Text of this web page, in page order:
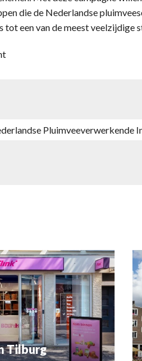
die de Nederlandse
tot een van de meest veelzijdige
Pluimveeverwerkende
Tilburg